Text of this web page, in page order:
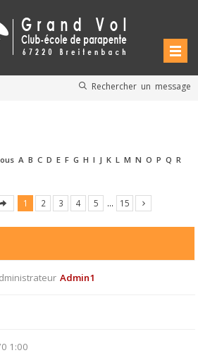
Rechercher un message
A B C D E F G H I J K L M N O P Q R
1 2 3 4 5 … 15
Admin1
1:00